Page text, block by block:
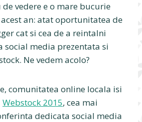
vedere e o mare bucurie
an: atat oportunitatea de
cat si cea de a reintalni
social media prezentata si
Ne vedem acolo?
comunitatea online locala isi
Webstock 2015, cea mai
dedicata social media